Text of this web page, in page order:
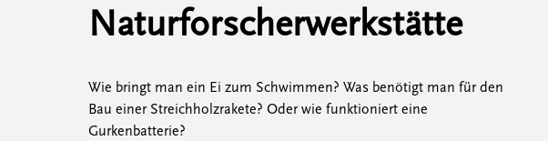
Naturforscherwerkstätte
Wie bringt man ein Ei zum Schwimmen? Was benötigt man für den
Bau einer Streichholzrakete? Oder wie funktioniert eine
Gurkenbatterie?